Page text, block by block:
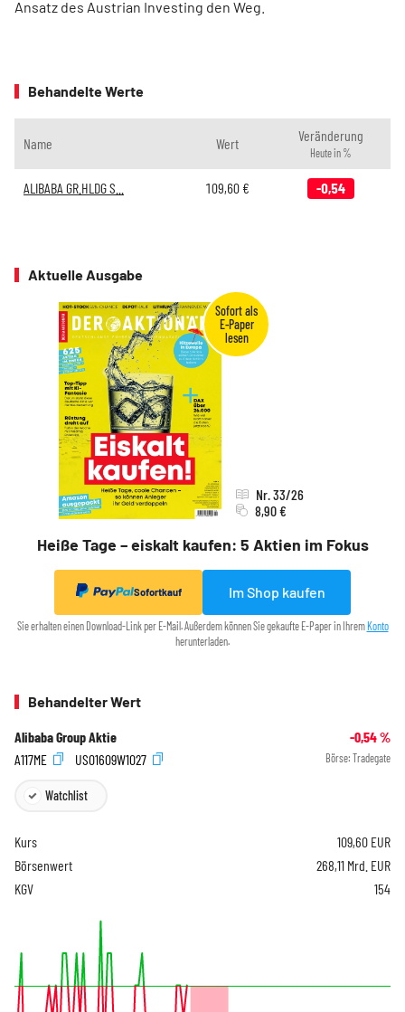
Ansatz des Austrian Investing den Weg.
Behandelte Werte
Name Wert Veränderung
Heute in %
ALIBABA GR.HLDG S... 109,60€ -0,54
Aktuelle Ausgabe
Heiße Tage – eiskalt kaufen: 5 Aktien im Fokus
Nr. 33/26
8,90 €
Sofortkauf Im Shop kaufen
Sie erhalten einen Download-Link per E-Mail. Außerdem können Sie gekaufte E-Paper in IhremKonto
herunterladen.
Behandelter Wert
Alibaba Group Aktie -0,54%
A117ME
US01609W1027 Börse: Tradegate
Watchlist
Kurs 109,60 EUR
Börsenwert
268,11 Mrd. EUR
KGV
154